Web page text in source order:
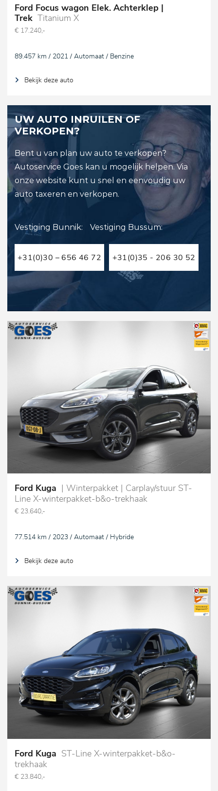
Ford Focus wagon Elek. Achterklep |
Trek
Titanium X
€ 17.240,-
89.457 km / 2021 / Automaat / Benzine
Bekijk deze auto
UW AUTO INRUILEN OF
VERKOPEN?
Bent u van plan uw auto te verkopen?
Autoservice Goes kan u mogelijk helpen. Via
onze website kunt u snel en eenvoudig uw
auto taxeren en verkopen.
Vestiging Bunnik: Vestiging Bussum:
+31(0)30 – 656 46 72 +31(0)35 - 206 30 52
Ford Kuga
| Winterpakket | Carplay/stuur ST-
Line X-winterpakket-b&o-trekhaak
€ 23.640,-
77.514 km / 2023 / Automaat / Hybride
Bekijk deze auto
Ford Kuga
ST-Line X-winterpakket-b&o-
trekhaak
€ 23.840,-